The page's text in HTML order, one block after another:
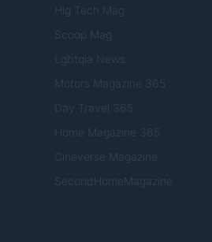
Hig Tech Mag
Scoop Mag
Lgbtqia News
Motors Magazine 365
Day Travel 365
Home Magazine 365
Cineverse Magazine
SecondHomeMagazine